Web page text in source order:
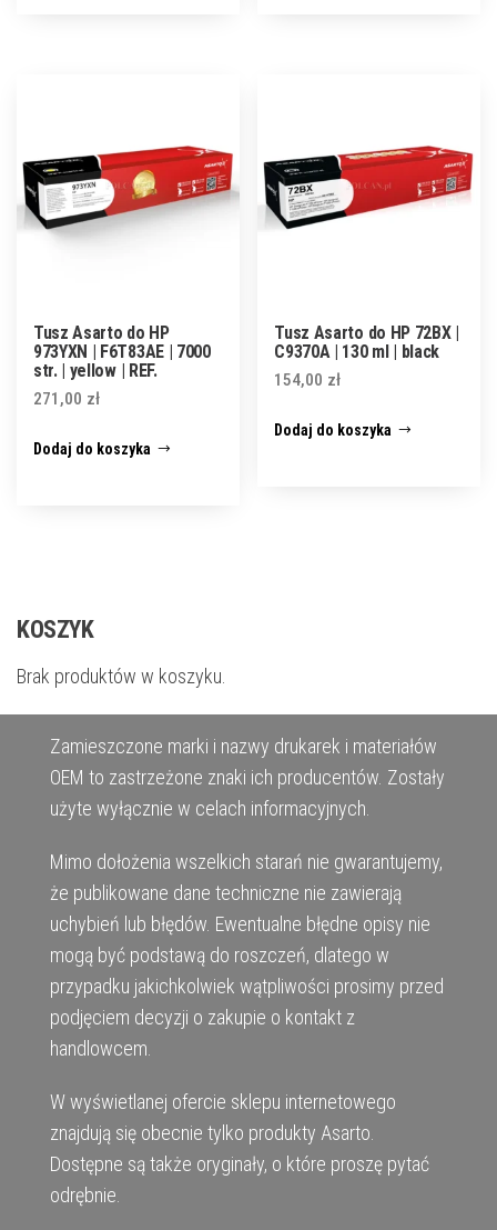
Tusz Asarto do HP
973YXN | F6T83AE | 7000
str. | yellow | REF.
271,00 zł
Dodaj do koszyka
Tusz Asarto do HP 72BX |
C9370A | 130 ml | black
154,00 zł
Dodaj do koszyka
KOSZYK
Brak produktów w koszyku.
Zamieszczone marki i nazwy drukarek i materiałów
OEM to zastrzeżone znaki ich producentów. Zostały
użyte wyłącznie w celach informacyjnych.
Mimo dołożenia wszelkich starań nie gwarantujemy,
że publikowane dane techniczne nie zawierają
uchybień lub błędów. Ewentualne błędne opisy nie
mogą być podstawą do roszczeń, dlatego w
przypadku jakichkolwiek wątpliwości prosimy przed
podjęciem decyzji o zakupie o kontakt z
handlowcem.
W wyświetlanej ofercie sklepu internetowego
znajdują się obecnie tylko produkty Asarto.
Dostępne są także oryginały, o które proszę pytać
odrębnie.